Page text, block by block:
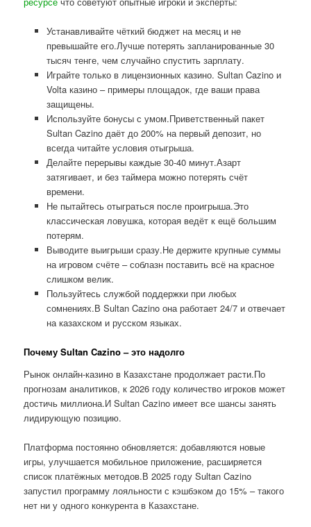
Устанавливайте чёткий бюджет на месяц и не
превышайте его.Лучше потерять запланированные 30
тысяч тенге, чем случайно спустить зарплату.
Играйте только в лицензионных казино. Sultan Cazino и
Volta казино – примеры площадок, где ваши права
защищены.
Используйте бонусы с умом.Приветственный пакет
Sultan Cazino даёт до 200% на первый депозит, но
всегда читайте условия отыгрыша.
Делайте перерывы каждые 30-40 минут.Азарт
затягивает, и без таймера можно потерять счёт
времени.
Не пытайтесь отыграться после проигрыша.Это
классическая ловушка, которая ведёт к ещё большим
потерям.
Выводите выигрыши сразу.Не держите крупные суммы
на игровом счёте – соблазн поставить всё на красное
слишком велик.
Пользуйтесь службой поддержки при любых
сомнениях.В Sultan Cazino она работает 24/7 и отвечает
на казахском и русском языках.
Почему Sultan Cazino – это надолго
Рынок онлайн-казино в Казахстане продолжает расти.По
прогнозам аналитиков, к 2026 году количество игроков может
достичь миллиона.И Sultan Cazino имеет все шансы занять
лидирующую позицию.
Платформа постоянно обновляется: добавляются новые
игры, улучшается мобильное приложение, расширяется
список платёжных методов.В 2025 году Sultan Cazino
запустил программу лояльности с кэшбэком до 15% – такого
нет ни у одного конкурента в Казахстане.